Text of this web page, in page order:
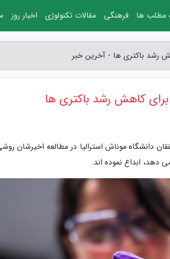
رشد باکتری ها - آخرین خبر
کاهش رشد باکتری ها
دانشگاه موناش استرالیا در مطالعه اخیرشان
دهد، ابداع نموده اند.
مطلب ها فرهنگی مقالات تکنولوژی اخبار روز